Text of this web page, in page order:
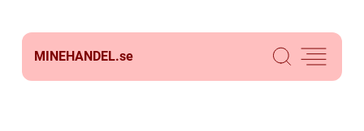
MINEHANDEL.se